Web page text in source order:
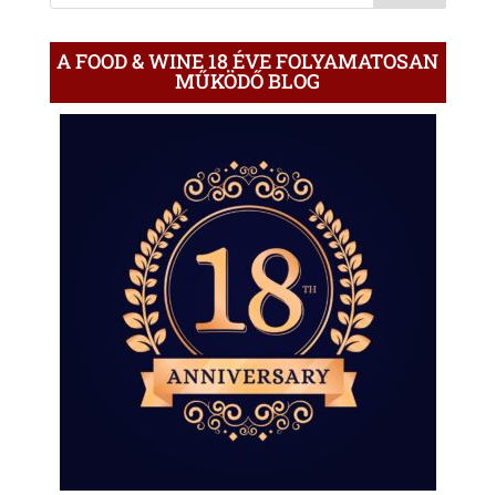
A FOOD & WINE 18 ÉVE FOLYAMATOSAN
MŰKÖDŐ BLOG